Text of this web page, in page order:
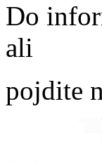
Do
ali
pojdite